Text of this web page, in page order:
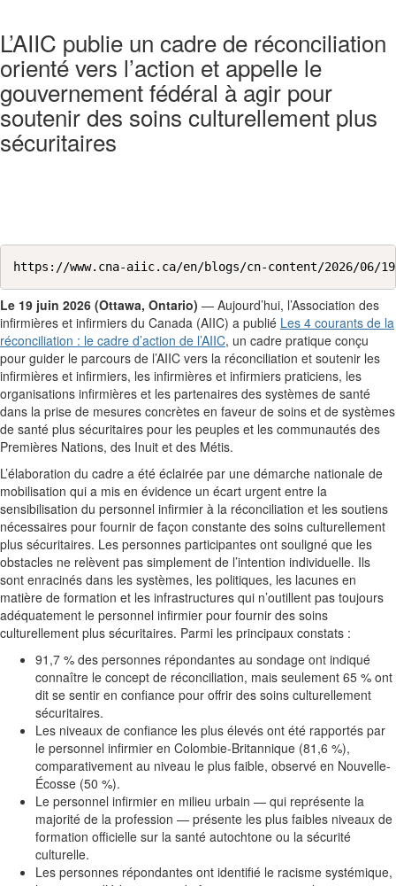
L’AIIC publie un cadre de réconciliation
orienté vers l’action et appelle le
gouvernement fédéral à agir pour
soutenir des soins culturellement plus
sécuritaires
https://www.cna-aiic.ca/en/blogs/cn-content/2026/06/
Le 19 juin 2026 (Ottawa, Ontario) — Aujourd’hui, l’Association des
infirmières et infirmiers du Canada (AIIC) a publié Les 4 courants de la
réconciliation : le cadre d’action de l’AIIC, un cadre pratique conçu
pour guider le parcours de l’AIIC vers la réconciliation et soutenir les
infirmières et infirmiers, les infirmières et infirmiers praticiens, les
organisations infirmières et les partenaires des systèmes de santé
dans la prise de mesures concrètes en faveur de soins et de systèmes
de santé plus sécuritaires pour les peuples et les communautés des
Premières Nations, des Inuit et des Métis.
L’élaboration du cadre a été éclairée par une démarche nationale de
mobilisation qui a mis en évidence un écart urgent entre la
sensibilisation du personnel infirmier à la réconciliation et les soutiens
nécessaires pour fournir de façon constante des soins culturellement
plus sécuritaires. Les personnes participantes ont souligné que les
obstacles ne relèvent pas simplement de l’intention individuelle. Ils
sont enracinés dans les systèmes, les politiques, les lacunes en
matière de formation et les infrastructures qui n’outillent pas toujours
adéquatement le personnel infirmier pour fournir des soins
culturellement plus sécuritaires. Parmi les principaux constats :
91,7 % des personnes répondantes au sondage ont indiqué
connaître le concept de réconciliation, mais seulement 65 % ont
dit se sentir en confiance pour offrir des soins culturellement
sécuritaires.
Les niveaux de confiance les plus élevés ont été rapportés par
le personnel infirmier en Colombie-Britannique (81,6 %),
comparativement au niveau le plus faible, observé en Nouvelle-
Écosse (50 %).
Le personnel infirmier en milieu urbain — qui représente la
majorité de la profession — présente les plus faibles niveaux de
formation officielle sur la santé autochtone ou la sécurité
culturelle.
Les personnes répondantes ont identifié le racisme systémique,